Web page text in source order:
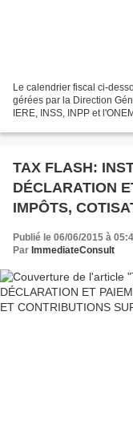
Le calendrier fiscal ci-
gérées par la Direction
IERE, INSS, INPP et
TAX FLASH:
DÉCLARATION
IMPÔTS,
Publié le 06/06/2015 à
Par ImmediateConsult